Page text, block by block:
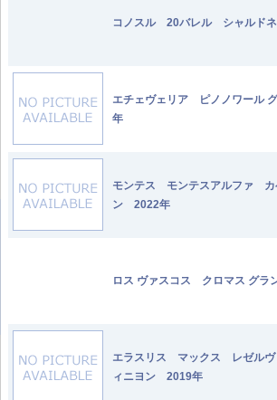
コノスル 20バレル シャルド
エチェヴェリア ピノノワール
年
モンテス モンテスアルファ カ
ン 2022年
ロス ヴァスコス クロマス グ
エラスリス マックス レゼル
ィニヨン 2019年